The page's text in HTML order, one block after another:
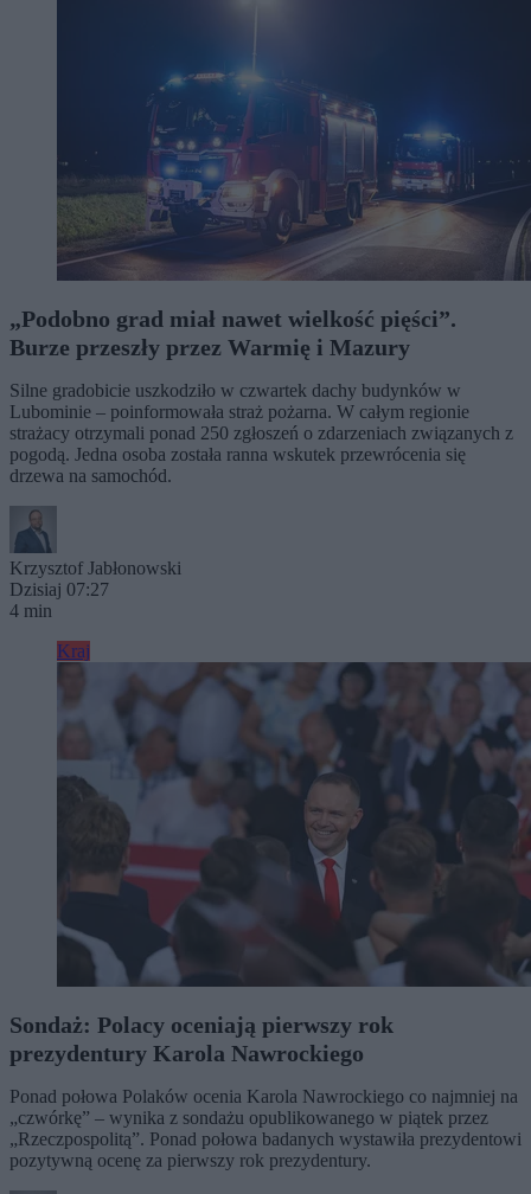
„Podobno grad miał nawet wielkość pięści”.
Burze przeszły przez Warmię i Mazury
Silne gradobicie uszkodziło w czwartek dachy budynków w
Lubominie – poinformowała straż pożarna. W całym regionie
strażacy otrzymali ponad 250 zgłoszeń o zdarzeniach związanych z
pogodą. Jedna osoba została ranna wskutek przewrócenia się
drzewa na samochód.
Krzysztof Jabłonowski
Dzisiaj 07:27
4 min
Kraj
Sondaż: Polacy oceniają pierwszy rok
prezydentury Karola Nawrockiego
Ponad połowa Polaków ocenia Karola Nawrockiego co najmniej na
„czwórkę” – wynika z sondażu opublikowanego w piątek przez
„Rzeczpospolitą”. Ponad połowa badanych wystawiła prezydentowi
pozytywną ocenę za pierwszy rok prezydentury.